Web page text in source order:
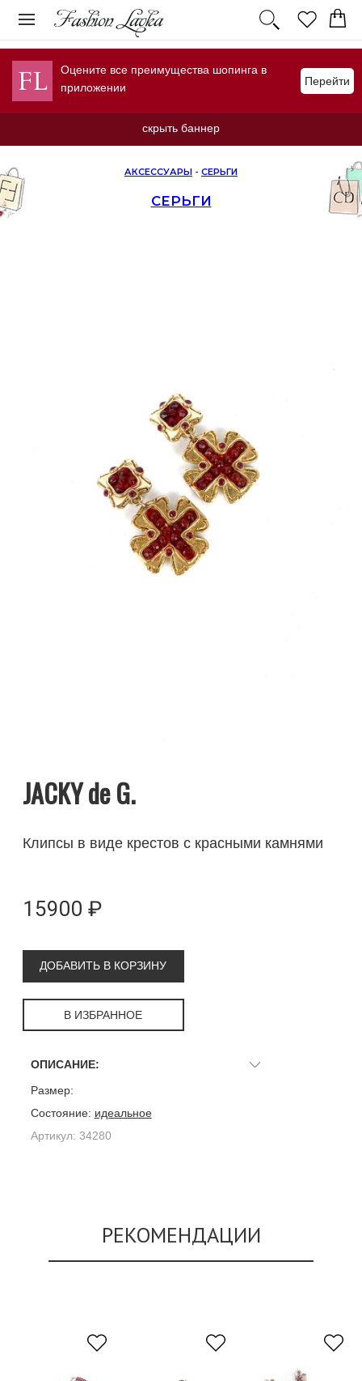
Оцените все преимущества шопинга в
приложении
Перейти
скрыть баннер
АКСЕССУАРЫ - СЕРЬГИ
СЕРЬГИ
JACKY de G.
Клипсы в виде крестов с красными камнями
15900 ₽
ДОБАВИТЬ В КОРЗИНУ
В ИЗБРАННОЕ
ОПИСАНИЕ:
Размер:
Состояние: идеальное
Артикул: 34280
РЕКОМЕНДАЦИИ